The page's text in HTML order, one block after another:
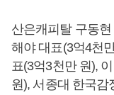
산은캐피탈 구동
해야 대표(3억4천
표(3억3천만 원),
원), 서종대 한국감